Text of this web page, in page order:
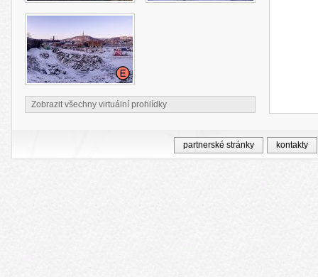
Zobrazit všechny virtuální prohlídky
partnerské stránky kontakty